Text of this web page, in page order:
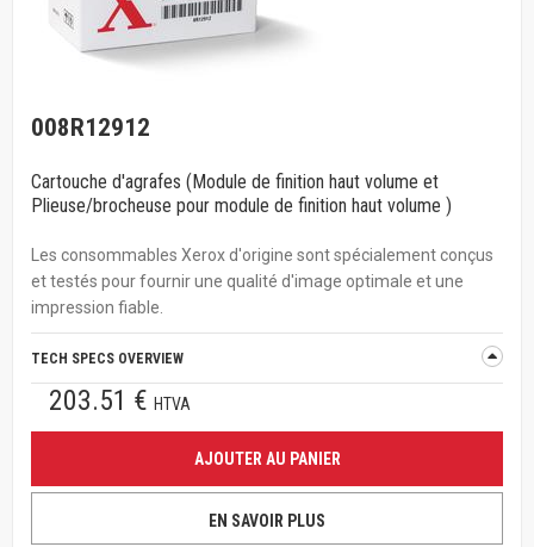
008R12912
Cartouche d'agrafes (Module de finition haut volume et
Plieuse/brocheuse pour module de finition haut volume )
Les consommables Xerox d'origine sont spécialement conçus
et testés pour fournir une qualité d'image optimale et une
impression fiable.
TECH SPECS OVERVIEW
203.51 € HTVA
AJOUTER AU PANIER
EN SAVOIR PLUS